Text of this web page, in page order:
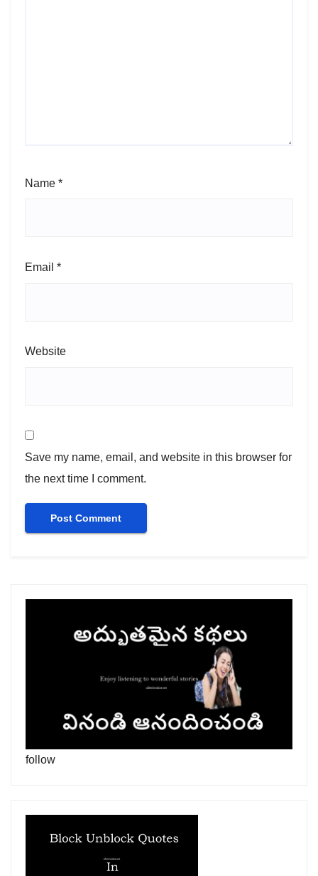
Name *
Email *
Website
Save my name, email, and website in this browser for
the next time I comment.
follow